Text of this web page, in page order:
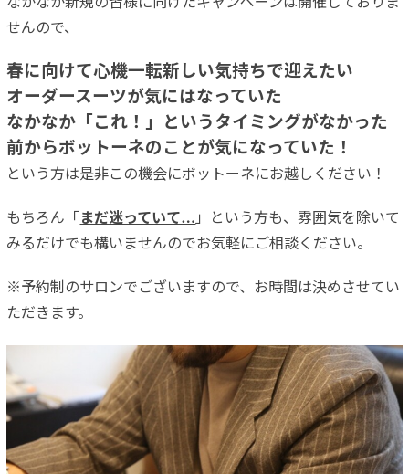
なかなか新規の皆様に向けたキャンペーンは開催しておりま
せんので、
春に向けて心機一転新しい気持ちで迎えたい
オーダースーツが気にはなっていた
なかなか「これ！」というタイミングがなかった
前からボットーネのことが気になっていた！
という方は是非この機会にボットーネにお越しください！
もちろん「 まだ迷っていて… 」という方も、雰囲気を除いて
みるだけでも構いませんのでお気軽にご相談ください。
※予約制のサロンでございますので、お時間は決めさせてい
ただきます。